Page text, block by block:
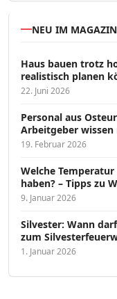
NEU IM MAGAZIN
Haus bauen trotz
realistisch planen
22. Juni 2026
Personal aus
Arbeitgeber wissen
19. Februar 2026
Welche
haben? – Tipps zu
9. Januar 2026
Silvester: Wann
zum
1. Januar 2026